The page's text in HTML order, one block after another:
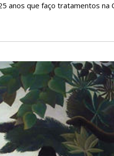
anos que faço tratamentos